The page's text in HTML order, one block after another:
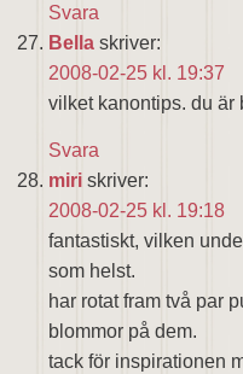
Svara
Bella skriver:
2008-02-25 kl. 19:37
vilket kanontips. du är
Svara
miri skriver:
2008-02-25 kl. 19:18
fantastiskt, vilken
som helst.
har rotat fram två par
blommor på dem.
tack för inspirationen